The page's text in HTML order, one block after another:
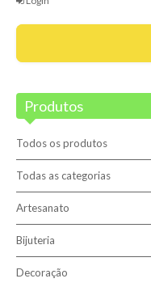
Blog
Promoções
Novidades
Terapias
Contactos
Sobre nós
Produtos
Todos os produtos
Todas as categorias
Artesanato
Bijuteria
Decoração